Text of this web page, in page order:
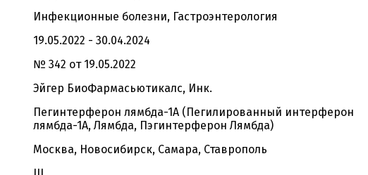
Инфекционные болезни, Гастроэнтерология
19.05.2022 - 30.04.2024
№ 342 от 19.05.2022
Эйгер БиоФармасьютикалс, Инк.
Пегинтерферон лямбда-1А (Пегилированный интерферон
лямбда-1А, Лямбда, Пэгинтерферон Лямбда)
Москва, Новосибирск, Самара, Ставрополь